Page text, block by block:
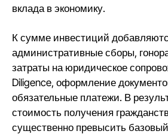
вклада в экономику.
К сумме инвестиций
административные сборы,
затраты на юридическое
Diligence, оформление
обязательные платежи. В
стоимость получения
существенно превысить базовый